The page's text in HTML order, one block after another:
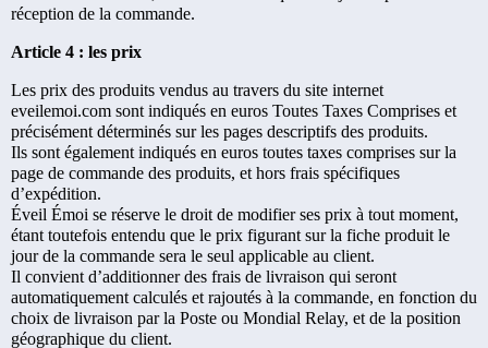
réception de la commande.
Article 4 : les prix
Les prix des produits vendus au travers du site internet
eveilemoi.com sont indiqués en euros Toutes Taxes Comprises et
précisément déterminés sur les pages descriptifs des produits.
Ils sont également indiqués en euros toutes taxes comprises sur la
page de commande des produits, et hors frais spécifiques
d’expédition.
Éveil Émoi se réserve le droit de modifier ses prix à tout moment,
étant toutefois entendu que le prix figurant sur la fiche produit le
jour de la commande sera le seul applicable au client.
Il convient d’additionner des frais de livraison qui seront
automatiquement calculés et rajoutés à la commande, en fonction du
choix de livraison par la Poste ou Mondial Relay, et de la position
géographique du client.